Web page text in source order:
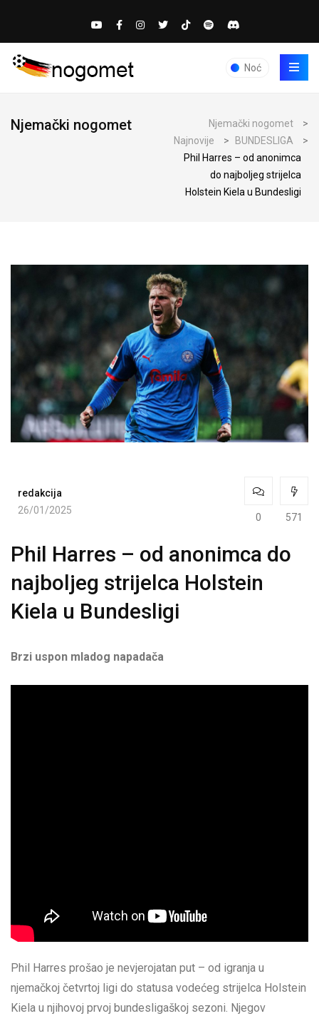
Noć
Njemački nogomet Njemački nogomet
>
Najnovije
> BUNDESLIGA
>
Phil Harres – od anonimca
do najboljeg strijelca
Holstein Kiela u Bundesligi
redakcija
26/01/2025
0 571
Phil Harres – od anonimca do
najboljeg strijelca Holstein
Kiela u Bundesligi
Brzi uspon mladog napadača
Phil Harres prošao je nevjerojatan put – od igranja u
njemačkoj četvrtoj ligi do statusa vodećeg strijelca Holstein
Kiela u njihovoj prvoj bundesligaškoj sezoni. Njegov